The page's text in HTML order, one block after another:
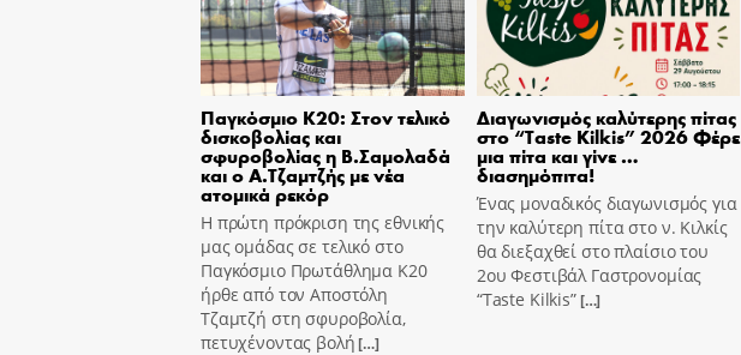
Παγκόσμιο Κ20: Στον τελικό
δισκοβολίας και
σφυροβολίας η Β.Σαμολαδά
και ο Α.Τζαμτζής με νέα
ατομικά ρεκόρ
Η πρώτη πρόκριση της εθνικής
μας ομάδας σε τελικό στο
Παγκόσμιο Πρωτάθλημα Κ20
ήρθε από τον Αποστόλη
Τζαμτζή στη σφυροβολία,
πετυχένοντας βολή[…]
Διαγωνισμός καλύτερης πίτας
στο “Taste Kilkis” 2026 Φέρε
μια πίτα και γίνε …
διασημόπιτα!
Ένας μοναδικός διαγωνισμός για
την καλύτερη πίτα στο ν. Κιλκίς
θα διεξαχθεί στο πλαίσιο του
2ου Φεστιβάλ Γαστρονομίας
“Taste Kilkis”[…]